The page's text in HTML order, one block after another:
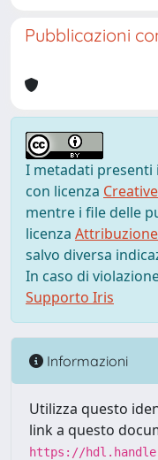
Pubblicazioni
I metadati presenti
con licenza
mentre i file delle
licenza Attribuzione
salvo diversa
In caso di
Supporto Iris
Informazioni
Utilizza questo
link a questo
https://